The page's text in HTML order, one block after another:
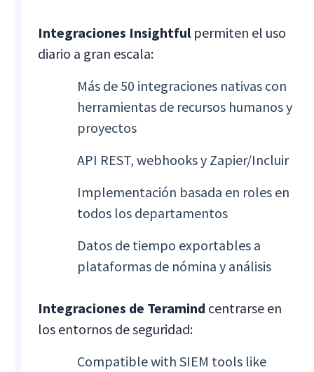
Integraciones Insightfulpermiten el uso
diario a gran escala:
Más de 50 integraciones nativas con
herramientas de recursos humanos y
proyectos
API REST, webhooks y Zapier/Incluir
Implementación basada en roles en
todos los departamentos
Datos de tiempo exportables a
plataformas de nómina y análisis
Integraciones de Teramind centrarse en
los entornos de seguridad:
Compatible with SIEM tools like